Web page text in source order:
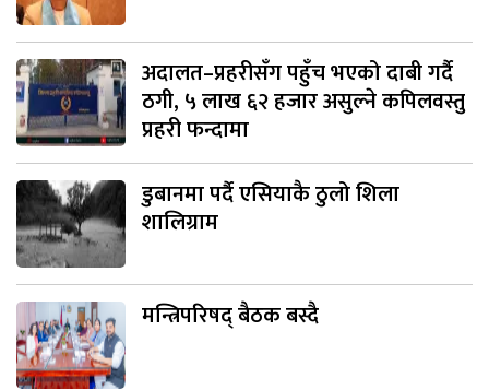
अदालत–प्रहरीसँग पहुँच भएको दाबी गर्दै
ठगी, ५ लाख ६२ हजार असुल्ने कपिलवस्तु
प्रहरी फन्दामा
डुबानमा पर्दै एसियाकै ठुलो शिला
शालिग्राम
मन्त्रिपरिषद् बैठक बस्दै